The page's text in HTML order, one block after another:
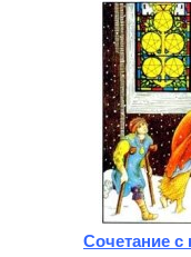
Сочетание с